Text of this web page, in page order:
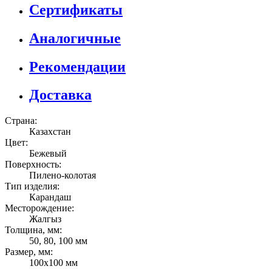
Сертификаты
Аналогичные
Рекомендации
Доставка
Страна:
Казахстан
Цвет:
Бежевый
Поверхность:
Пилено-колотая
Тип изделия:
Карандаш
Месторождение:
Жалгыз
Толщина, мм:
50, 80, 100 мм
Размер, мм:
100x100 мм